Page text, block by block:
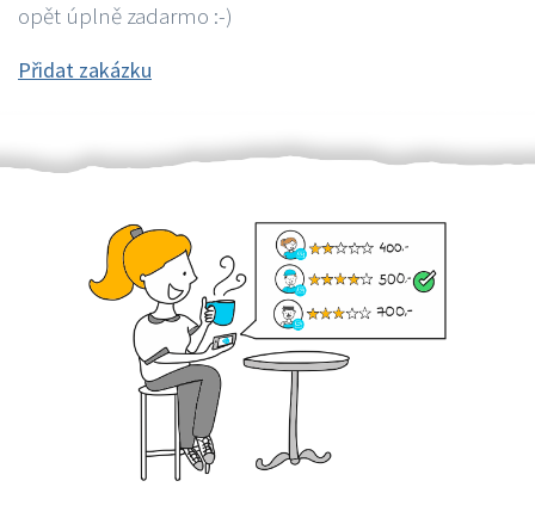
opět úplně zadarmo :-)
Přidat zakázku